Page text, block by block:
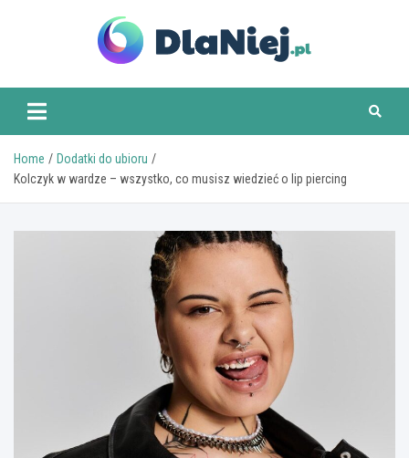
www.dlaniej.pl
Home
Dodatki do ubioru
Kolczyk w wardze – wszystko, co musisz wiedzieć o lip piercing